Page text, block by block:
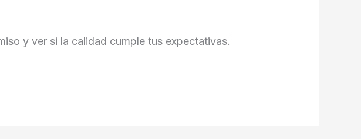
y ver si la calidad cumple tus expectativas.